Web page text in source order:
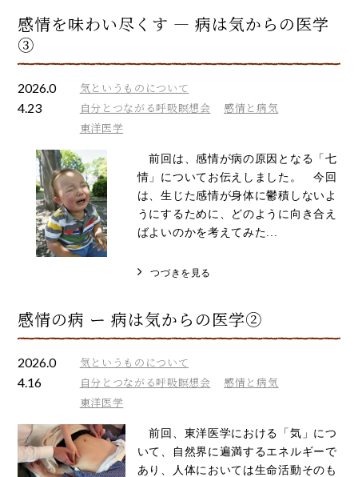
感情を味わい尽くす ― 病は気からの医学
③
2026.0
4.23
気というものについて
自分とつながる呼吸瞑想会
感情と病気
東洋医学
前回は、感情が病の原因となる「七
情」についてお伝えしました。 今回
は、生じた感情が身体に鬱積しないよ
うにするために、どのように向き合え
ばよいのかを考えてみた...
つづきを見る
感情の病 ー 病は気からの医学②
2026.0
4.16
気というものについて
自分とつながる呼吸瞑想会
感情と病気
東洋医学
前回、東洋医学における「気」につ
いて、自然界に遍満するエネルギーで
あり、人体においては生命活動そのも